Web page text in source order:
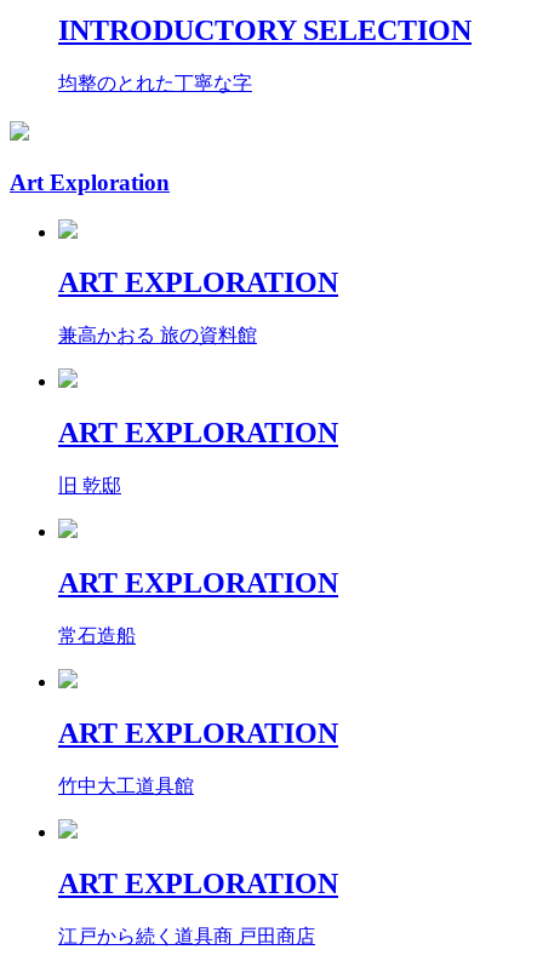
INTRODUCTORY SELECTION
均整のとれた丁寧な字
Art Exploration
ART EXPLORATION
兼高かおる 旅の資料館
ART EXPLORATION
旧 乾邸
ART EXPLORATION
常石造船
ART EXPLORATION
竹中大工道具館
ART EXPLORATION
江戸から続く道具商 戸田商店